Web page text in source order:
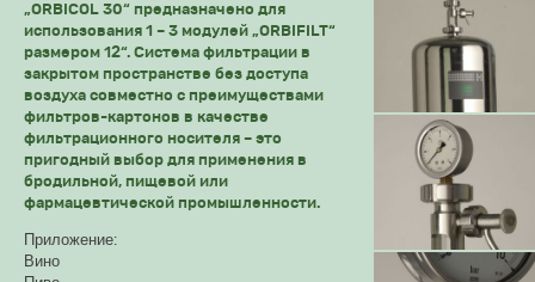
„ORBICOL 30“ предназначено для
использования 1 – 3 модулей „ORBIFILT“
размером 12“. Система фильтрации в
закрытом пространстве без доступа
воздуха совместно с преимуществами
фильтров-картонов в качестве
фильтрационного носителя – это
пригодный выбор для применения в
бродильной, пищевой или
фармацевтической промышленности.
Приложение:
Вино